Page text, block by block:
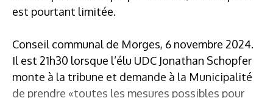
est pourtant limitée.
Conseil communal de Morges, 6 novembre 2024.
Il est 21h30 lorsque l’élu UDC Jonathan Schopfer
monte à la tribune et demande à la Municipalité
de prendre «toutes les mesures possibles pour